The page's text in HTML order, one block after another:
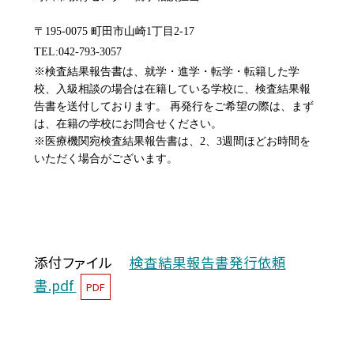
〒195-0075 町田市山崎1丁目2-17
TEL:042-793-3057
※検査結果報告書は、就学・進学・転学・転籍した学
校、
入級相談の場合は在籍している学校に、検査結果報
告書を送付しております。
再発行をご希望の際は、まず
は、在籍の学校にお問合せください。
※医療機関宛検査結果報告書は、2、3週間ほどお時間を
いただく場合がございます。
添付ファイル 検査結果報告書発行依頼
書.pdf
PDF